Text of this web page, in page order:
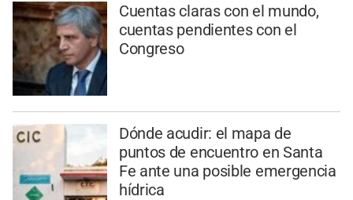
Cuentas claras con el mundo,
cuentas pendientes con el
Congreso
Dónde acudir: el mapa de
puntos de encuentro en Santa
Fe ante una posible emergencia
hídrica